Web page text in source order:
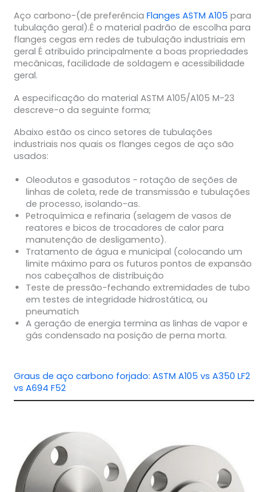
Aço carbono-(de preferência Flanges ASTM A105 para
tubulação geral).É o material padrão de escolha para
flanges cegas em redes de tubulação industriais em
geral É atribuído principalmente a boas propriedades
mecânicas, facilidade de soldagem e acessibilidade
geral.
A especificação do material ASTM A105/A105 M-23
descreve-o da seguinte forma;
Abaixo estão os cinco setores de tubulações
industriais nos quais os flanges cegos de aço são
usados:
Oleodutos e gasodutos - rotação de seções de
linhas de coleta, rede de transmissão e tubulações
de processo, isolando-as.
Petroquímica e refinaria (selagem de vasos de
reatores e bicos de trocadores de calor para
manutenção de desligamento).
Tratamento de água e municipal (colocando um
limite máximo para os futuros pontos de expansão
nos cabeçalhos de distribuição
Teste de pressão-fechando extremidades de tubo
em testes de integridade hidrostática, ou
pneumatich
A geração de energia termina as linhas de vapor e
gás condensado na posição de perna morta.
Graus de aço carbono forjado: ASTM A105 vs A350 LF2
vs A694 F52